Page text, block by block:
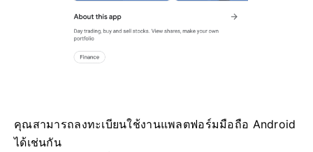
คุณสามารถลงทะเบียนใช้งานแพลตฟอร์มมือถือ Android
ได้เช่นกัน